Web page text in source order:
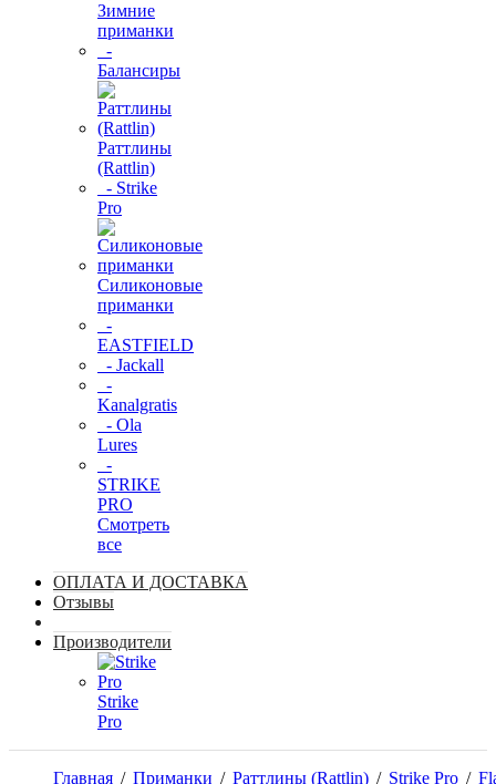
Зимние
приманки
-
Балансиры
Раттлины
(Rattlin)
- Strike
Pro
Силиконовые
приманки
-
EASTFIELD
- Jackall
-
Kanalgratis
- Ola
Lures
-
STRIKE
PRO
Смотреть
все
ОПЛАТА И ДОСТАВКА
Отзывы
Производители
Strike
Pro
Главная / Приманки / Раттлины (Rattlin) / Strike Pro /